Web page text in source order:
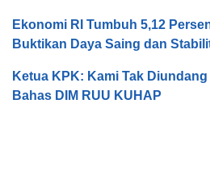
Ekonomi RI Tumbuh 5,12
Buktikan Daya Saing dan
Ketua KPK: Kami Tak
Bahas DIM RUU KUHAP